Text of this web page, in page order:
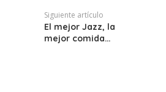
Siguiente artículo
El mejor Jazz, la
mejor comida…